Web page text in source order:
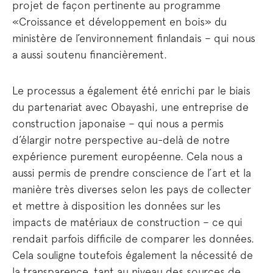
projet de façon pertinente au programme
«Croissance et développement en bois» du
ministère de l’environnement finlandais – qui nous
a aussi soutenu financièrement.
Le processus a également été enrichi par le biais
du partenariat avec Obayashi, une entreprise de
construction japonaise – qui nous a permis
d’élargir notre perspective au-delà de notre
expérience purement européenne. Cela nous a
aussi permis de prendre conscience de l’art et la
manière très diverses selon les pays de collecter
et mettre à disposition les données sur les
impacts de matériaux de construction – ce qui
rendait parfois difficile de comparer les données.
Cela souligne toutefois également la nécessité de